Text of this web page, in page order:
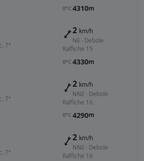
0°C 4310m
7°
2 km/h
NE · Debole
Raffiche 15
0°C 4330m
7°
2 km/h
NNE · Debole
Raffiche 16
0°C 4290m
7°
2 km/h
NNE · Debole
Raffiche 16